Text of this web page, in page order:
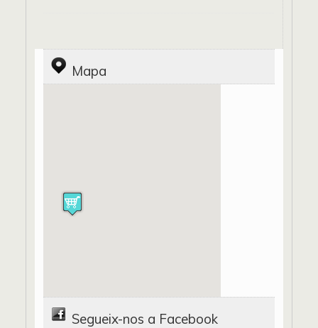
Mapa
Segueix-nos a Facebook